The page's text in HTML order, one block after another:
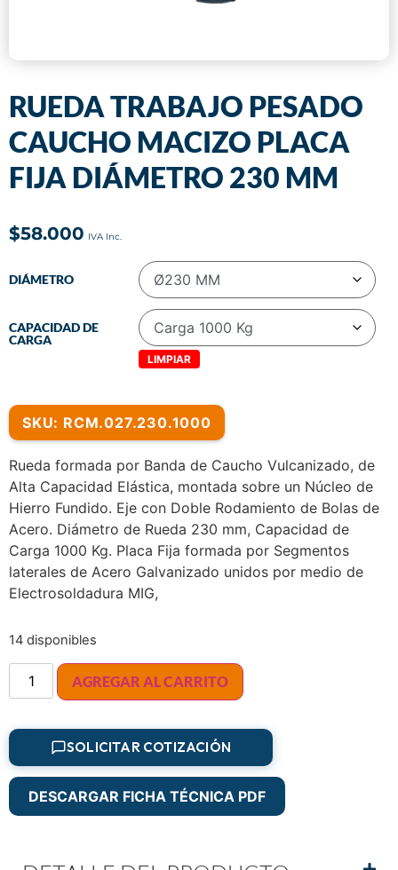
RUEDA TRABAJO PESADO
CAUCHO MACIZO PLACA
FIJA DIÁMETRO 230 MM
$58.000
DIÁMETRO
CAPACIDAD DE
CARGA
LIMPIAR
SKU: RCM.027.230.1000
Rueda formada por Banda de Caucho Vulcanizado, de
Alta Capacidad Elástica, montada sobre un Núcleo de
Hierro Fundido. Eje con Doble Rodamiento de Bolas de
Acero. Diámetro de Rueda 230 mm, Capacidad de
Carga 1000 Kg. Placa Fija formada por Segmentos
laterales de Acero Galvanizado unidos por medio de
Electrosoldadura MIG,
14 disponibles
AGREGAR AL CARRITO
SOLICITAR COTIZACIÓN
DESCARGAR FICHA TÉCNICA PDF